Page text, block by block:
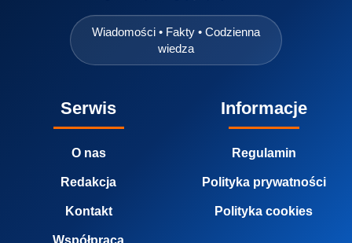
Wiadomości • Fakty • Codzienna
wiedza
Serwis
O nas
Redakcja
Kontakt
Współpraca
Informacje
Regulamin
Polityka prywatności
Polityka cookies